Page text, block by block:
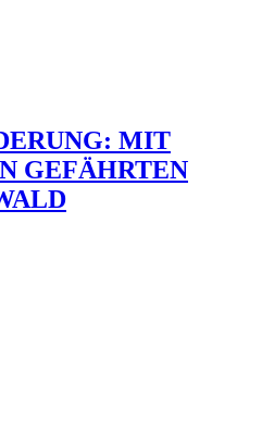
MIT
GEFÄHRTEN